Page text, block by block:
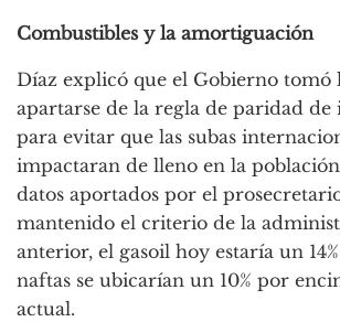
Combustibles y la amortiguación
Díaz explicó que el Gobierno tomó
apartarse de la regla de paridad
para evitar que las subas
impactaran de lleno en la
datos aportados por el
mantenido el criterio de la
anterior, el gasoil hoy estaría un
naftas se ubicarían un 10% por
actual.